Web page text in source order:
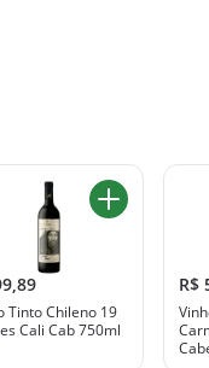
Tinto Chileno 19
Cali Cab 750ml
R$